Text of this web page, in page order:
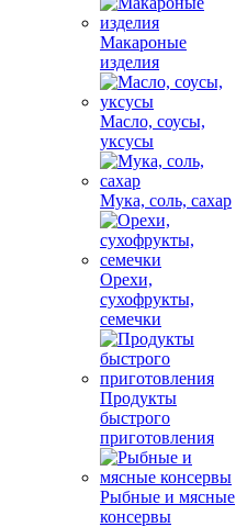
Макароные
изделия
Масло, соусы,
уксусы
Мука, соль, сахар
Орехи,
сухофрукты,
семечки
Продукты
быстрого
приготовления
Рыбные и мясные
консервы